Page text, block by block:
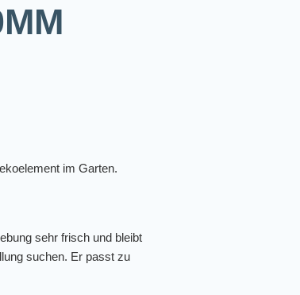
im Garten.
sehr frisch und bleibt
suchen. Er passt zu